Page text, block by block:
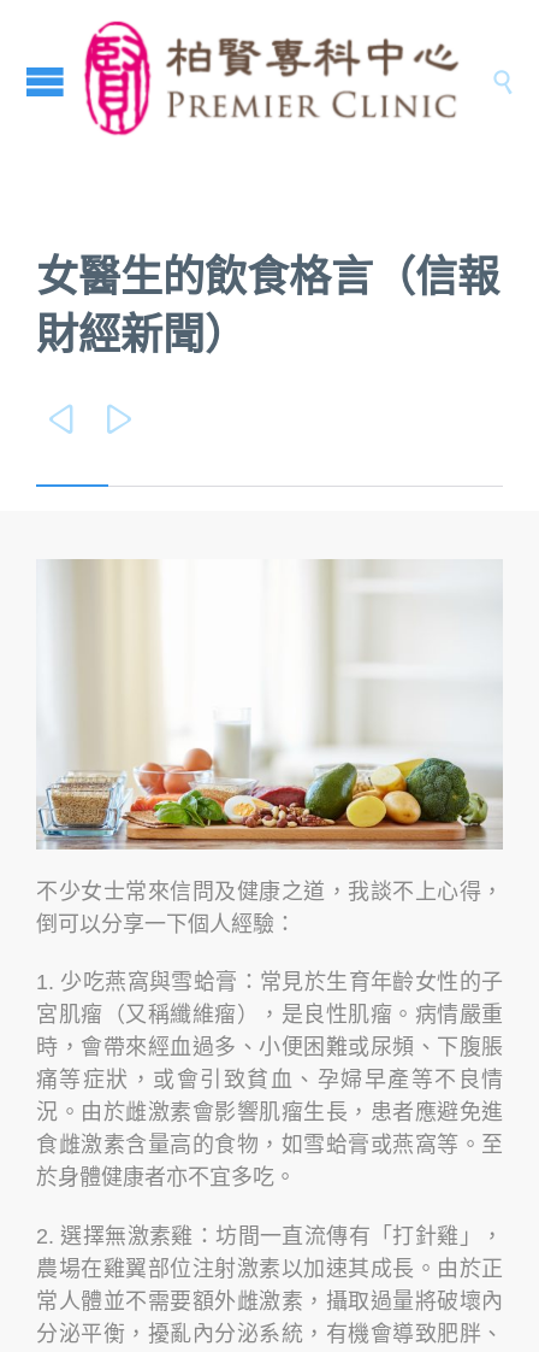

女醫生的飲食格言（信報
財經新聞）
 
不少女士常來信問及健康之道，我談不上心得，
倒可以分享一下個人經驗：
1. 少吃燕窩與雪蛤膏：常見於生育年齡女性的子
宮肌瘤（又稱纖維瘤），是良性肌瘤。病情嚴重
時，會帶來經血過多、小便困難或尿頻、下腹脹
痛等症狀，或會引致貧血、孕婦早產等不良情
況。由於雌激素會影響肌瘤生長，患者應避免進
食雌激素含量高的食物，如雪蛤膏或燕窩等。至
於身體健康者亦不宜多吃。
2. 選擇無激素雞：坊間一直流傳有「打針雞」，
農場在雞翼部位注射激素以加速其成長。由於正
常人體並不需要額外雌激素，攝取過量將破壞內
分泌平衡，擾亂內分泌系統，有機會導致肥胖、